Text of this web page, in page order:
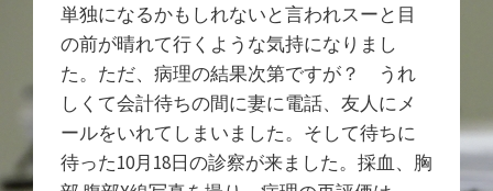
単独になるかもしれないと言われスーと目
の前が晴れて行くような気持になりまし
た。ただ、病理の結果次第ですが？ うれ
しくて会計待ちの間に妻に電話、友人にメ
ールをいれてしまいました。そして待ちに
待った10月18日の診察が来ました。採血、胸